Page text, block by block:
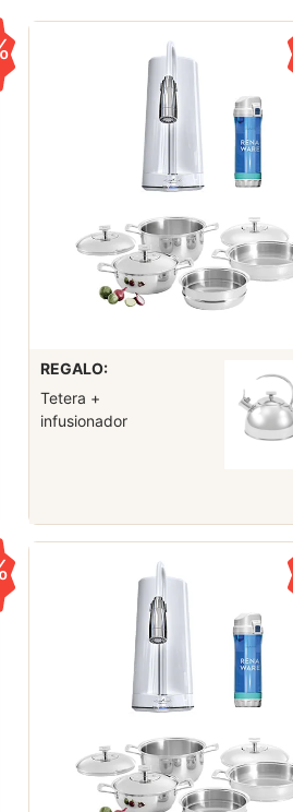
REGALO:
Tetera +
infusionador